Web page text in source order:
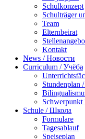
Schulkonzept
Schulträger
Team
Elternbeirat
Kontakt
News / Новости
Curriculum / Учёба
Stundenplan
Schule / Школа
Formulare
Tagesablauf
Speiseplan